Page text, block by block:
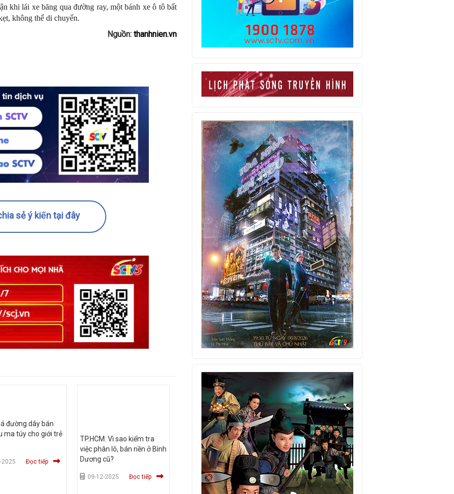
khi lái xe băng qua đường ray, một bánh xe ô tô bất
không thể di chuyển.
Nguồn:thanhnien.vn
sẻ ý kiến tại đây
đường dây bán
ma túy cho giới trẻ
2025 Đọc tiếp
TP.HCM: Vì sao kiểm tra
việc phân lô, bán nền ở Bình
Dương cũ?
09-12-2025 Đọc tiếp